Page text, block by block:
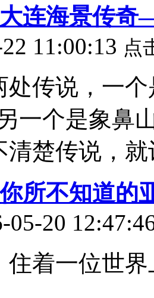
大连海景传
11:00:13 点
处传说，一
一个是象
清楚传说，
你所不知道的
05-20
住着一位世